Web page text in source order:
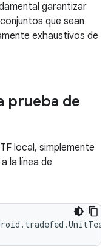
garantizar
que sean
exhaustivos de
prueba de
local, simplemente
a la línea de